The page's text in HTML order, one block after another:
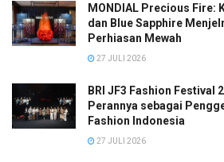
MONDIAL Precious Fire:
dan Blue Sapphire
Perhiasan Mewah
27 JULI 2026
BRI JF3 Fashion Festival
Perannya sebagai
Fashion Indonesia
27 JULI 2026